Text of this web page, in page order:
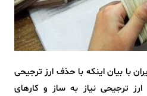
با بیان اینکه با حذف ارز ترجیحی
ترجیحی نیاز به ساز و کارهای